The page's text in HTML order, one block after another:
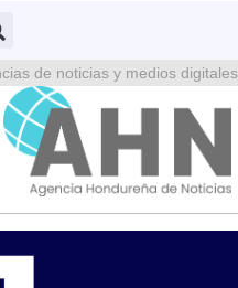
de noticias y medios digitales